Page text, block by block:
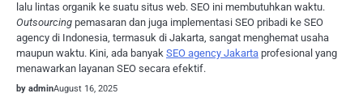
lalu lintas organik ke suatu situs web. SEO ini membutuhkan waktu.
Outsourcing pemasaran dan juga implementasi SEO pribadi ke SEO
agency di Indonesia, termasuk di Jakarta, sangat menghemat usaha
maupun waktu. Kini, ada banyak SEO agency Jakarta profesional yang
menawarkan layanan SEO secara efektif.
by adminAugust 16, 2025